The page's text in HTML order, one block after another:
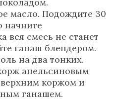
масло. Подождите 30
начните
вся смесь не станет
ганаш блендером.
на два тонких.
апельсиновым
коржом и
ганашем.